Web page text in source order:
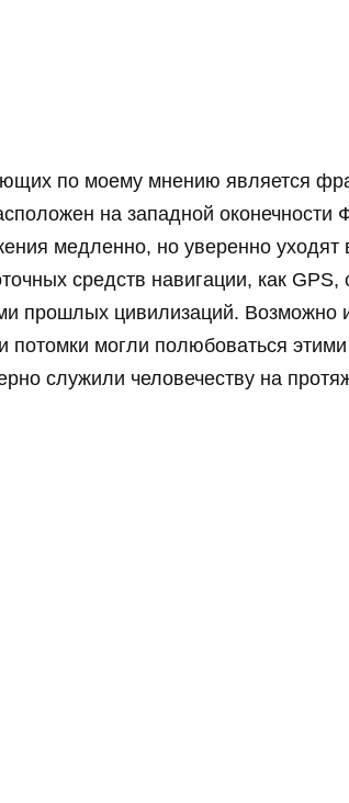
по моему мнению является
на западной оконечности
медленно, но уверенно уходят
средств навигации, как
прошлых цивилизаций. Возможно
потомки могли полюбоваться
служили человечеству на